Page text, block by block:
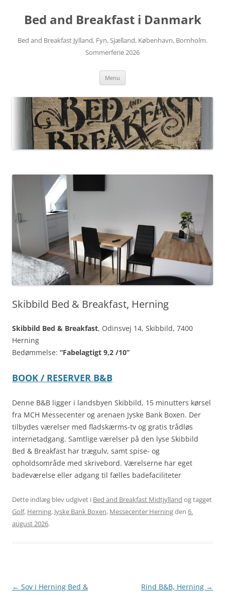
indhold
Bed and Breakfast i Danmark
Bed and Breakfast Jylland, Fyn, Sjælland, København, Bornholm.
Sommerferie 2026
Menu
Skibbild Bed & Breakfast, Herning
Skibbild Bed & Breakfast, Odinsvej 14, Skibbild, 7400
Herning
Bedømmelse: “Fabelagtigt 9,2 /10”
BOOK / RESERVER B&B
Denne B&B ligger i landsbyen Skibbild, 15 minutters kørsel
fra MCH Messecenter og arenaen Jyske Bank Boxen. Der
tilbydes værelser med fladskærms-tv og gratis trådløs
internetadgang. Samtlige værelser på den lyse Skibbild
Bed & Breakfast har trægulv, samt spise- og
opholdsområde med skrivebord. Værelserne har eget
badeværelse eller adgang til fælles badefaciliteter
Dette indlæg blev udgivet i Bed and Breakfast Midtjylland og tagget
Golf, Herning, Jyske Bank Boxen, Messecenter Herningden 6.
august 2026.
Indlægsnavigation
← Sov i Herning Bed &
Rind B&B, Herning →